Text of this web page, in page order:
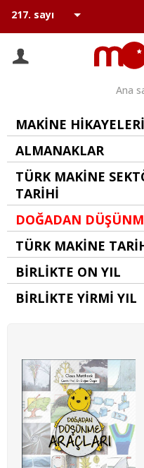
Ana
MAKİNE HİKAYELERİ
ALMANAKLAR
TÜRK MAKİNE
TARİHİ
DOĞADAN
TÜRK MAKİNE
BİRLİKTE ON YIL
BİRLİKTE YİRMİ YIL